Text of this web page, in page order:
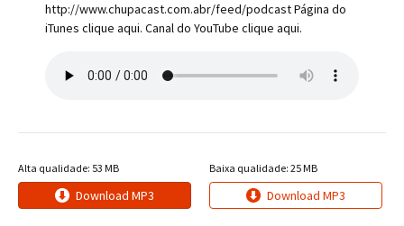
http://www.chupacast.com.abr/feed/podcast Página do
iTunes clique aqui. Canal do YouTube clique aqui.
Alta qualidade: 53 MB
Download MP3
Baixa qualidade: 25 MB
Download MP3